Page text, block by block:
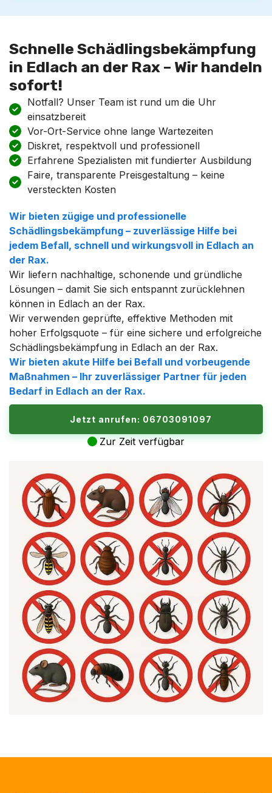
Schnelle Schädlingsbekämpfung
in Edlach an der Rax – Wir handeln
sofort!
Notfall? Unser Team ist rund um die Uhr
einsatzbereit
Vor-Ort-Service ohne lange Wartezeiten
Diskret, respektvoll und professionell
Erfahrene Spezialisten mit fundierter Ausbildung
Faire, transparente Preisgestaltung – keine
versteckten Kosten
Wir bieten zügige und professionelle
Schädlingsbekämpfung – zuverlässige Hilfe bei
jedem Befall, schnell und wirkungsvoll in Edlach an
der Rax.
Wir liefern nachhaltige, schonende und gründliche
Lösungen – damit Sie sich entspannt zurücklehnen
können in Edlach an der Rax.
Wir verwenden geprüfte, effektive Methoden mit
hoher Erfolgsquote – für eine sichere und erfolgreiche
Schädlingsbekämpfung in Edlach an der Rax.
Wir bieten akute Hilfe bei Befall und vorbeugende
Maßnahmen – Ihr zuverlässiger Partner für jeden
Bedarf in Edlach an der Rax.
Jetzt anrufen: 06703091097
Zur Zeit verfügbar